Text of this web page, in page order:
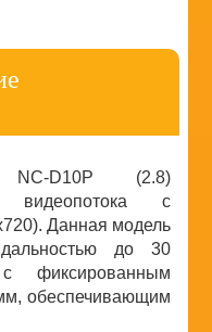
NC-D10P (2.8)
видеопотока с
Данная модель
до 30
фиксированным
обеспечивающим